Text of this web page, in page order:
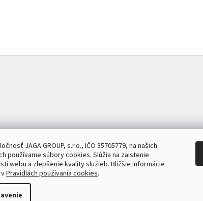
JAGA GROUP, s.r.o., IČO 35705779, na našich
používame súbory cookies. Slúžia na zaistenie
webu a zlepšenie kvality služieb. Bližšie informácie
Pravidlách používania cookies.
Urobsisam.sk Zahrada.sk ASB.sk